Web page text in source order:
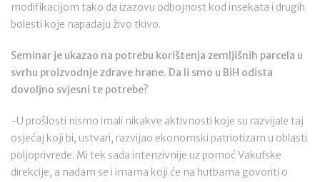
modifikacijom tako da izazovu odbojnost kod insekata i drugih
bolesti koje napadaju živo tkivo.
Seminar je ukazao na potrebu korištenja zemljišnih parcela u
svrhu proizvodnje zdrave hrane. Da li smo u BiH odista
dovoljno svjesni te potrebe?
-U prošlosti nismo imali nikakve aktivnosti koje su razvijale taj
osjećaj koji bi, ustvari, razvijao ekonomski patriotizam u oblasti
poljoprivrede. Mi tek sada intenzivnije uz pomoć Vakufske
direkcije, a nadam se i imama koji će na hutbama govoriti o